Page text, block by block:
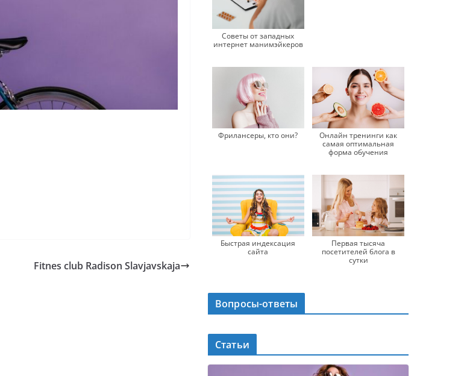
Fitnes club Radison Slavjavskaja
Советы от западных
интернет манимэйкеров
Фрилансеры, кто они?
Онлайн тренинги как
самая оптимальная
форма обучения
Быстрая индексация
сайта
Первая тысяча
посетителей блога в
сутки
Вопросы-ответы
Статьи